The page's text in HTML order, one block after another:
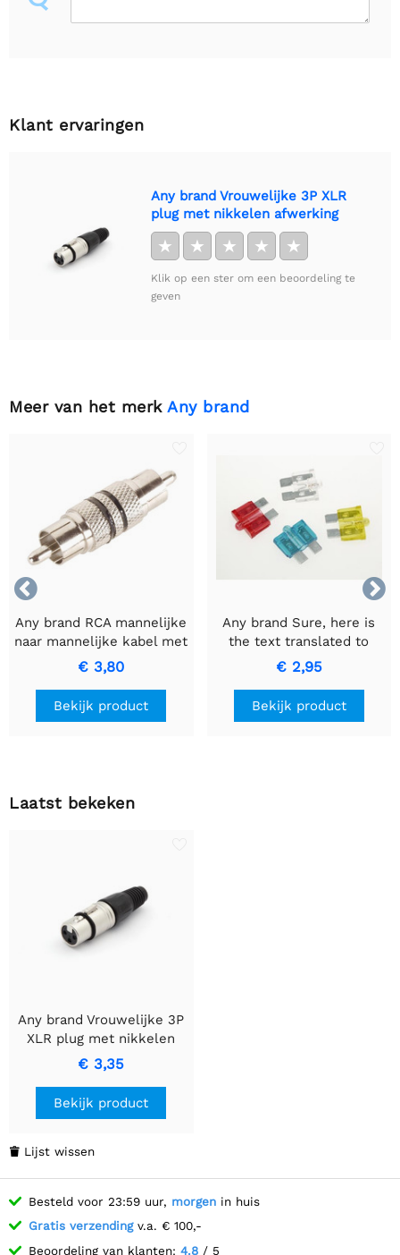
Klant ervaringen
Any brand Vrouwelijke 3P XLR
plug met nikkelen afwerking
★ ★ ★ ★ ★
Klik op een ster om een beoordeling te
geven
Meer van het merk Any brand


Any brand RCA mannelijke
naar mannelijke kabel met
zwarte ring voor
hoogwaardige
signaaloverdracht
€ 3,80
Bekijk product
Any brand Sure, here is
the text translated to
Dutch while keeping it
informal: AUTOZEKERING
MET CONTROLELAMPJE -
15A Blauwe Zekering.
€ 2,95
Bekijk product
Laatst bekeken
Any brand Vrouwelijke 3P
XLR plug met nikkelen
afwerking
€ 3,35
Bekijk product
 Lijst wissen
Besteld voor 23:59 uur, morgen in huis
Gratis verzendingv.a. € 100,-
Beoordeling van klanten: 4.8 / 5